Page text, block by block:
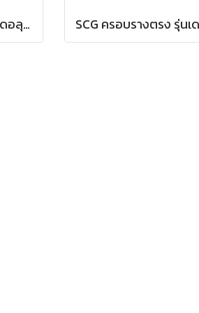
SCG ฝาปิดปลายราง รุ่นเดอลุกซ์ สีขาว